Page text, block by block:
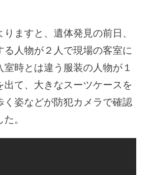
ますと、遺体発見の前日、
る人物が２人で現場の客室に
室時とは違う服装の人物が１
出て、大きなスーツケースを
く姿などが防犯カメラで確認
。